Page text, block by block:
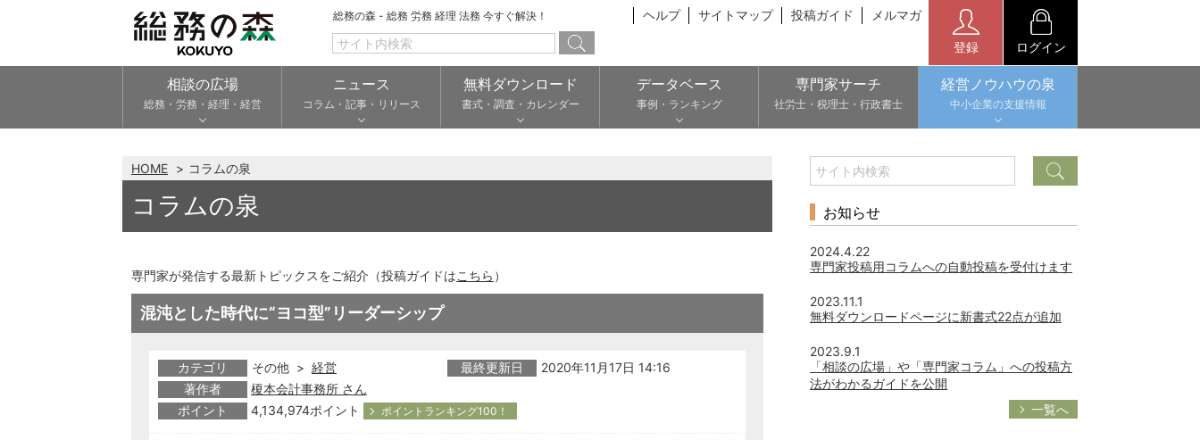
総務の森 - 総務 労務 経理 法務 今すぐ解決！ ヘルプ サイトマップ 投稿ガイド メルマガ
登録 ログイン
相談の広場
総務・労務・経理・経営
ニュース
コラム・記事・リリース
無料ダウンロード
書式・調査・カレンダー
データベース
事例・ランキング
専門家サーチ
社労士・税理士・行政書士
経営ノウハウの泉
中小企業の支援情報
HOME コラムの泉
コラムの泉
専門家が発信する最新トピックスをご紹介（投稿ガイドはこちら ）
混沌とした時代に“ヨコ型”リーダーシップ
カテゴリ その他 > 経営 最終更新日
2020年11月17日 14:16
著作者
榎本会計事務所 さん
ポイント
4,134,974ポイント ポイントランキング100！
お知らせ
2024.4.22
専門家投稿用コラムへの自動投稿を受付けます
2023.11.1
無料ダウンロードページに新書式22点が追加
2023.9.1
「相談の広場」や「専門家コラム」への投稿方
法がわかるガイドを公開
一覧へ